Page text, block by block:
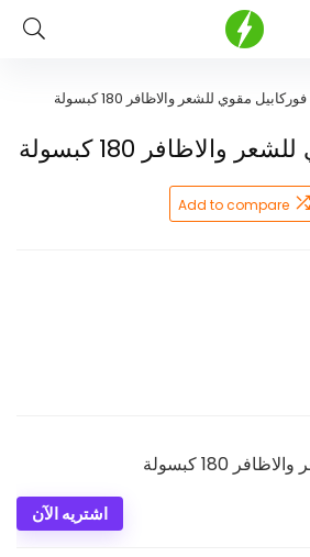
فوركابيل مقوي للشعر والاظافر 180 كبسولة
والاظافر 180 كبسولة
Add to compare
اشتريه الآن